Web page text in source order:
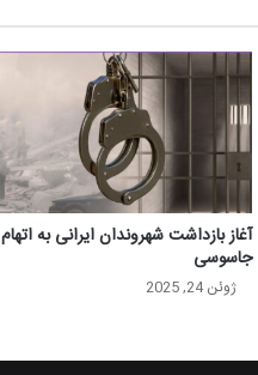
آغاز بازداشت شهروندان ایرانی به اتهام
جاسوسی
ژوئن 24, 2025